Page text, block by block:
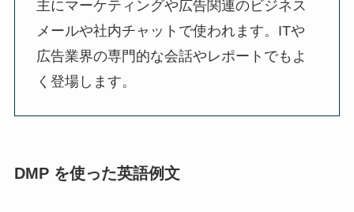
主にマーケティングや広告関連のビジネス
メールや社内チャットで使われます。ITや
広告業界の専門的な会話やレポートでもよ
く登場します。
DMP を使った英語例文